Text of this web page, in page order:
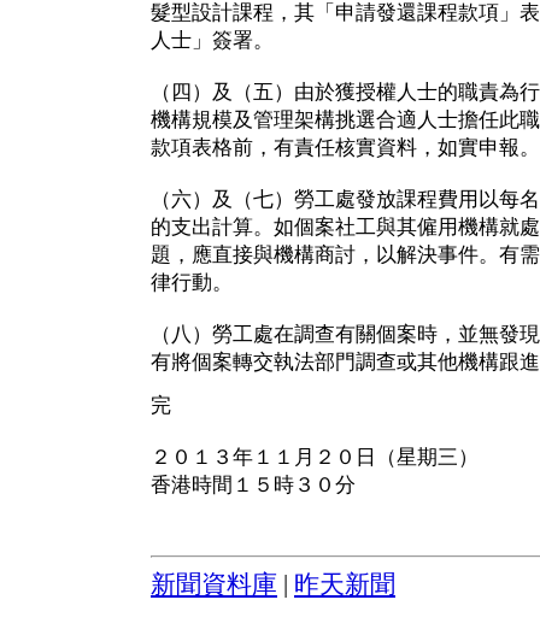
髮型設計課程，其「申請發還課程款項」
人士」簽署。
（四）及（五）由於獲授權人士的職責為
機構規模及管理架構挑選合適人士擔任此
款項表格前，有責任核實資料，如實申報。
（六）及（七）勞工處發放課程費用以每
的支出計算。如個案社工與其僱用機構就
題，應直接與機構商討，以解決事件。有
律行動。
（八）勞工處在調查有關個案時，並無發
有將個案轉交執法部門調查或其他機構跟
完
２０１３年１１月２０日（星期三）
香港時間１５時３０分
新聞資料庫 昨天新聞